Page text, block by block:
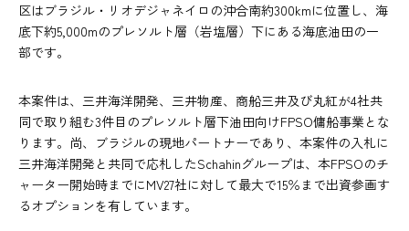
区はブラジル・リオデジャネイロの沖合南約300kmに位置し、海
底下約5,000mのプレソルト層（岩塩層）下にある海底油田の一
部です。
本案件は、三井海洋開発、三井物産、商船三井及び丸紅が4社共
同で取り組む3件目のプレソルト層下油田向けFPSO傭船事業とな
ります。尚、ブラジルの現地パートナーであり、本案件の入札に
三井海洋開発と共同で応札したSchahinグループは、本FPSOのチ
ャーター開始時までにMV27社に対して最大で15％まで出資参画す
るオプションを有しています。